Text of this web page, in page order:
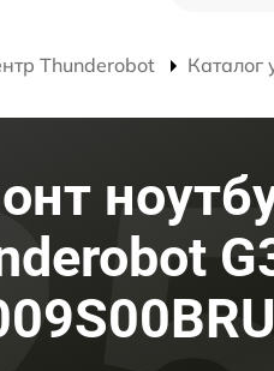
Thunderobot Каталог